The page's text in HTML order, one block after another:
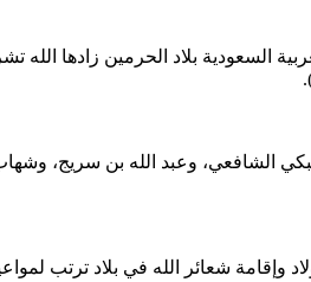
بلاد الحرمين زادها الله
الشافعي، وعبد الله بن سريج،
وإقامة شعائر الله في بلاد ترتب